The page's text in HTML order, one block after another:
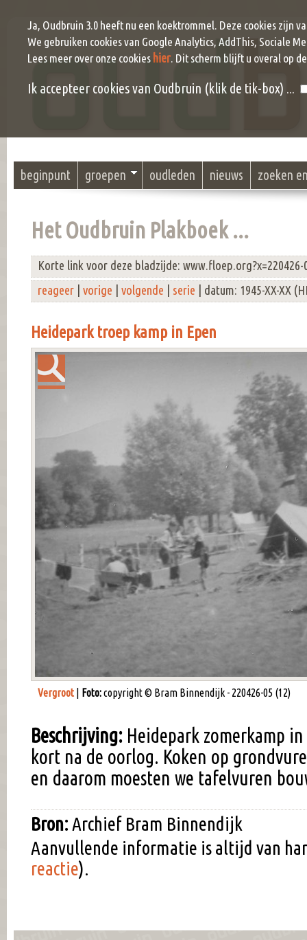
beginpunt groepen oudleden nieuws zoeken
Het Oudbruin Plakboek ...
Korte link voor deze bladzijde: www.floep.org?x=220426-
reageer
vorige volgende serie | datum: 1945-XX-XX
Heidepark troep kamp in Epen
Vergroot Foto:copyright © Bram Binnendijk - 220426-05 (12)
Beschrijving: Heidepark zomerkamp
kort na de oorlog. Koken op
en daarom moesten we tafelvuren
Bron: Archief Bram Binnendijk
Aanvullende informatie is altijd van
reactie).
Ja, Oudbruin 3.0 heeft nu een koektrommel. Deze cookies zijn
We gebruiken cookies van Google Analytics, AddThis, Sociale
Lees meer over onze cookies hier. Dit scherm blijft u overal op
Ik accepteer cookies van Oudbruin (klik de tik-box) ...